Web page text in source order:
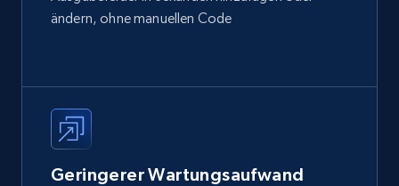
ändern, ohne manuellen Code
Geringerer Wartungsaufwand